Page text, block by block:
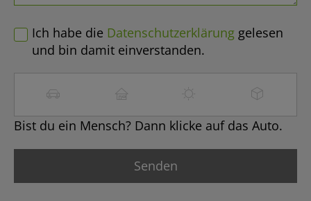
Ich habe die Datenschutzerklärung gelesen
und bin damit einverstanden.
Bist du ein Mensch? Dann klicke auf das Auto.